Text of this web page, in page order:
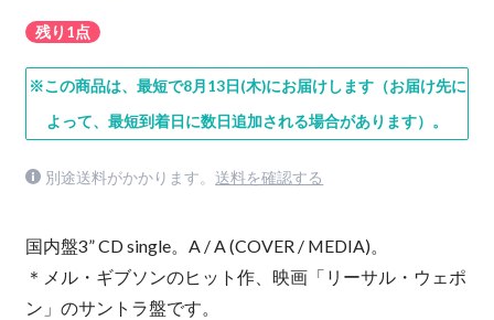
残り1点
※この商品は、最短で8月13日(木)にお届けします（お届け先に
よって、最短到着日に数日追加される場合があります）。
別途送料がかかります。 送料を確認する
国内盤3” CD single。A / A (COVER / MEDIA)。
＊メル・ギブソンのヒット作、映画「リーサル・ウェポ
ン」のサントラ盤です。